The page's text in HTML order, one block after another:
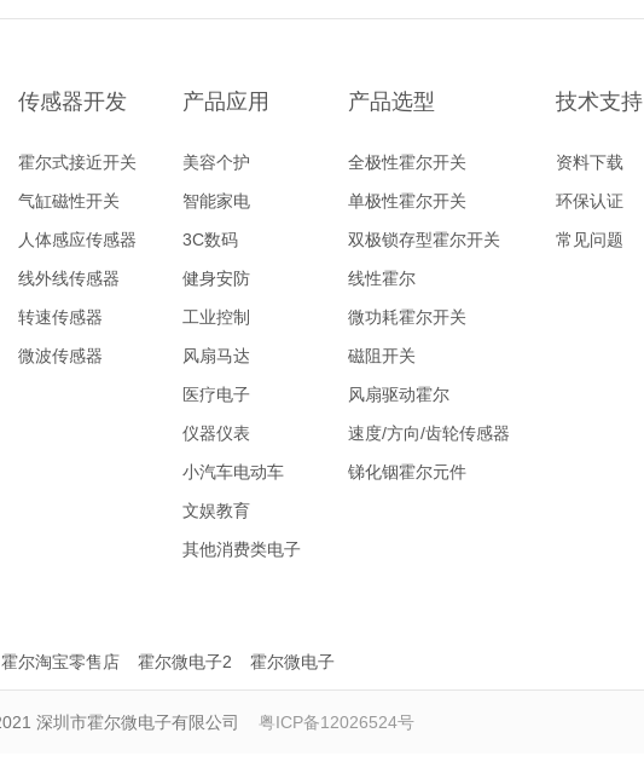
传感器开发
霍尔式接近开关
气缸磁性开关
人体感应传感器
线外线传感器
转速传感器
微波传感器
产品应用
美容个护
智能家电
3C数码
健身安防
工业控制
风扇马达
医疗电子
仪器仪表
小汽车电动车
文娱教育
其他消费类电子
产品选型
全极性霍尔开关
单极性霍尔开关
双极锁存型霍尔开关
线性霍尔
微功耗霍尔开关
磁阻开关
风扇驱动霍尔
速度/方向/齿轮传感器
锑化铟霍尔元件
技术支持
资料下载
环保认证
常见问题
霍尔淘宝零售店 霍尔微电子2 霍尔微电子
深圳市霍尔微电子有限公司 粤ICP备12026524号